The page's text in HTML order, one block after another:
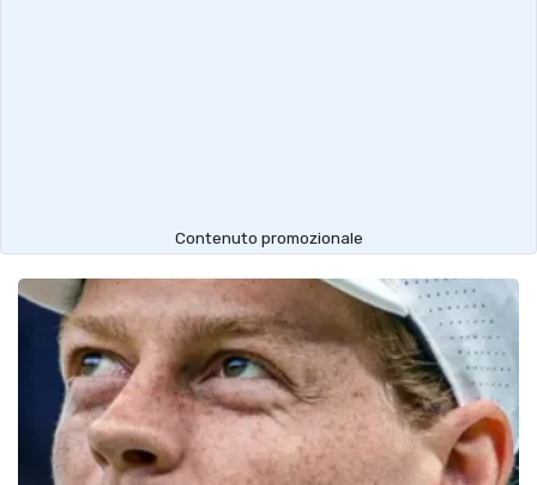
Contenuto promozionale